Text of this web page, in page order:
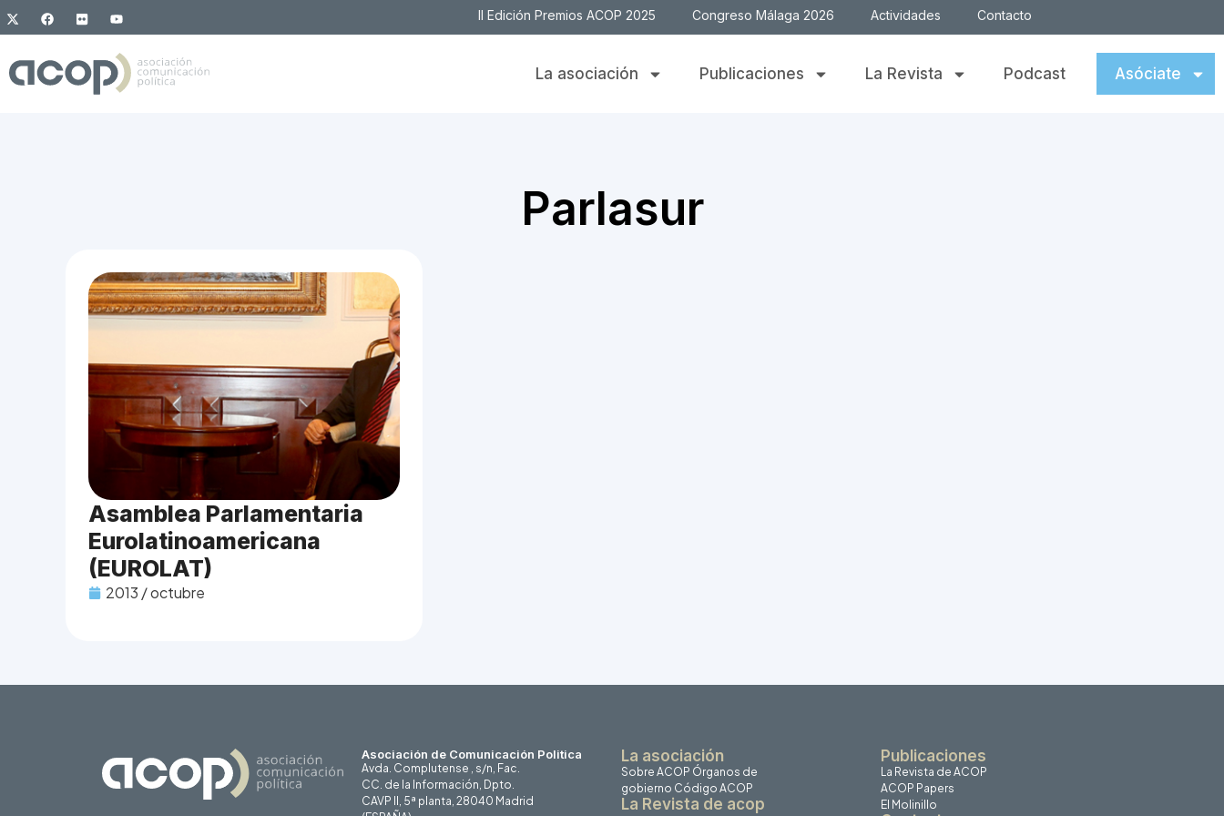
II Edición Premios ACOP 2025 Congreso Málaga 2026 Actividades Contacto
La asociación Publicaciones La Revista Podcast Asóciate
Parlasur
Asamblea Parlamentaria
Eurolatinoamericana
(EUROLAT)
2013 / octubre
Asociación de Comunicación Politica
Avda. Complutense , s/n, Fac.
CC. de la Información, Dpto.
CAVP II, 5ª planta, 28040 Madrid
La asociación
Sobre ACOP Órganos de
gobierno Código ACOP
La Revista de acop
Publicaciones
La Revista de ACOP
ACOP Papers
El Molinillo